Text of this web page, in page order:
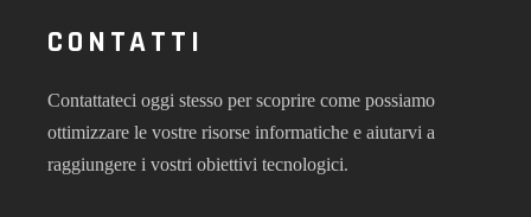
CONTATTI
Contattateci oggi stesso per scoprire come possiamo
ottimizzare le vostre risorse informatiche e aiutarvi a
raggiungere i vostri obiettivi tecnologici.